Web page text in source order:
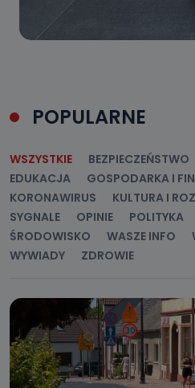
POPULARNE
WSZYSTKIE BEZPIECZEŃSTWO
EDUKACJA
GOSPODARKA I
KORONAWIRUS
KULTURA I
SYGNALE
OPINIE POLITYKA
ŚRODOWISKO
WASZE INFO
WYWIADY
ZDROWIE